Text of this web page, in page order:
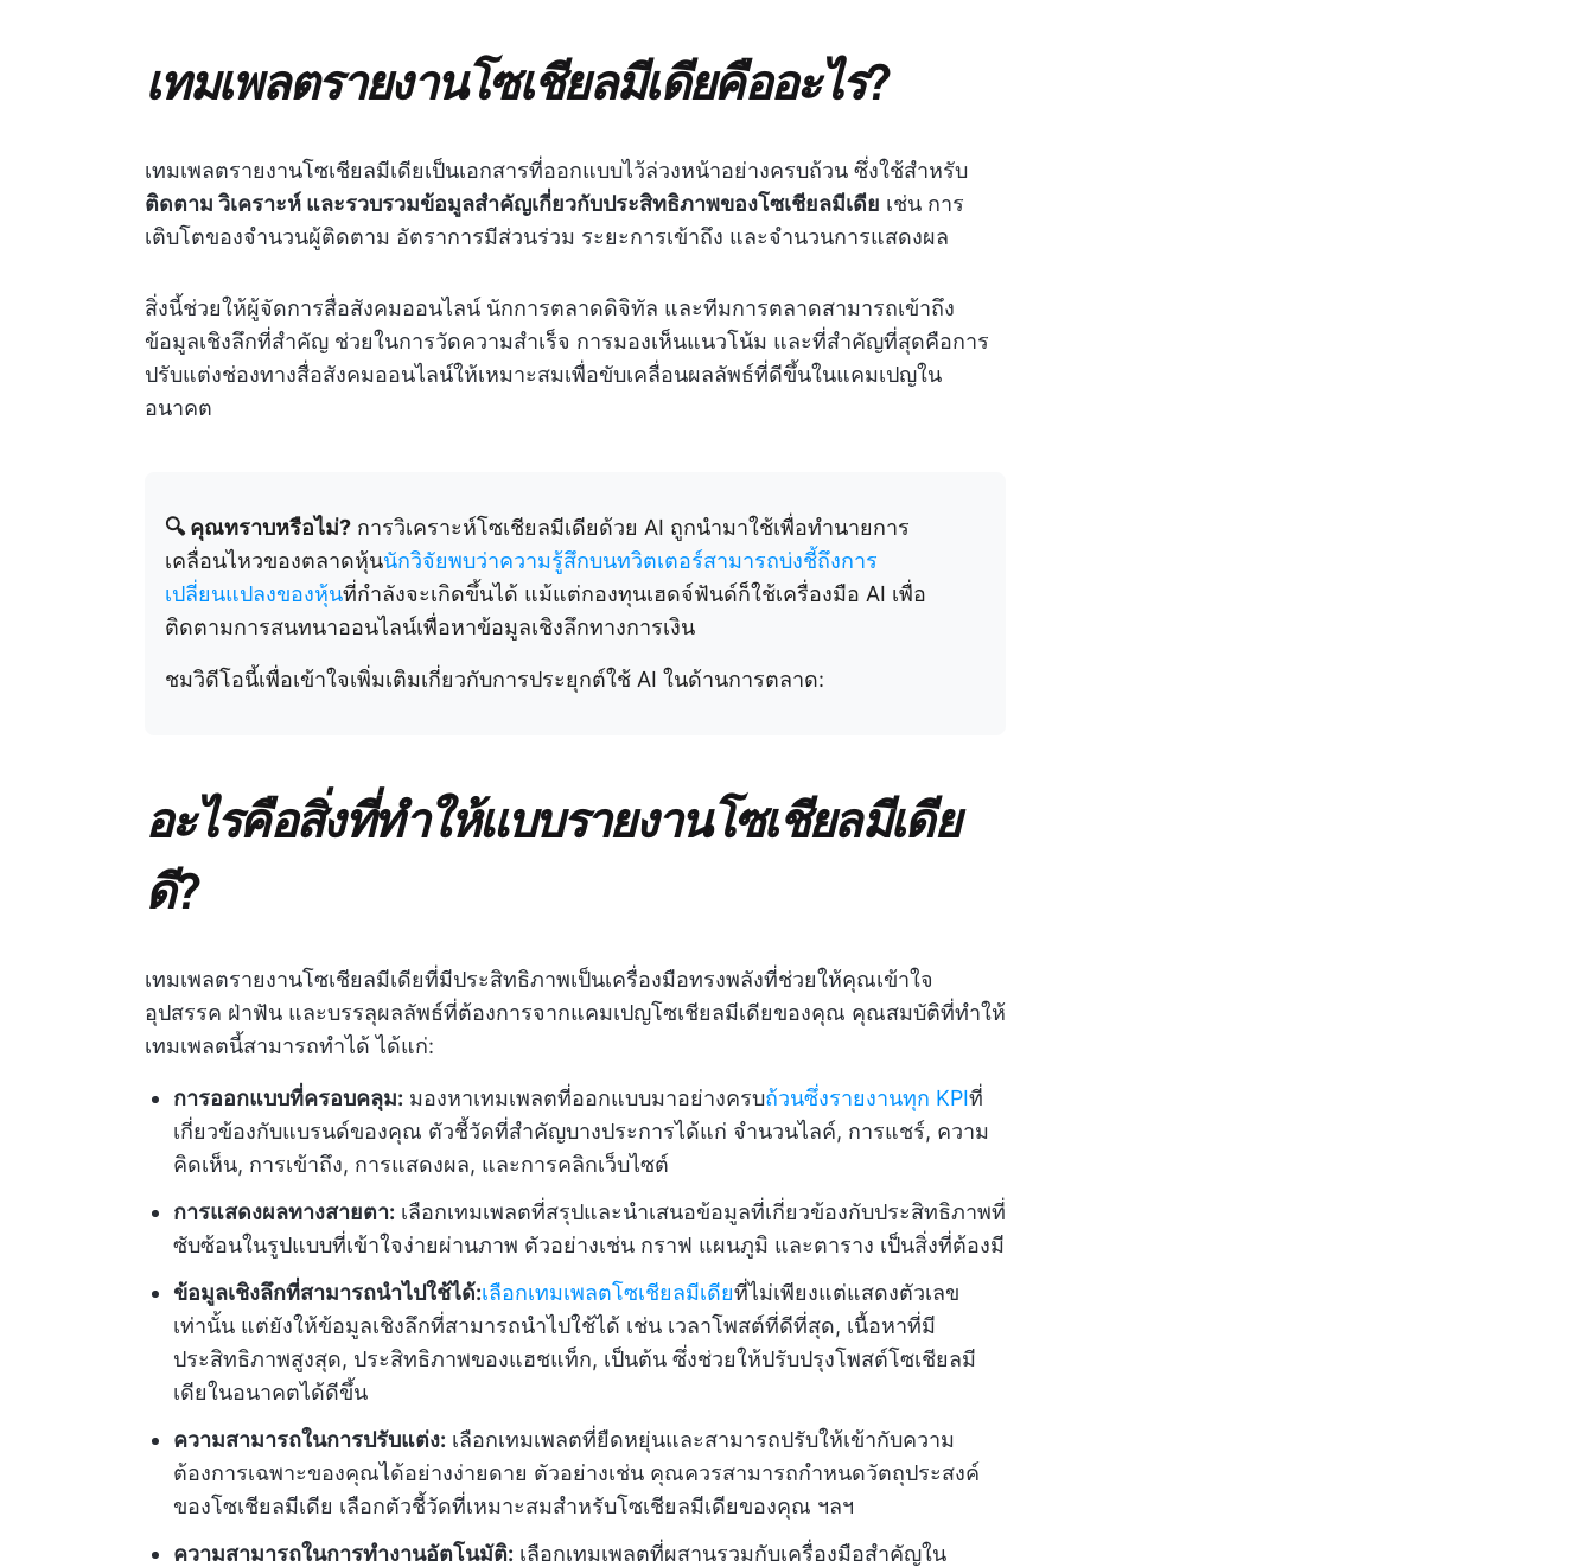
เทมเพลตรายงานโซเชียลมีเดียคืออะไร?
เทมเพลตรายงานโซเชียลมีเดียเป็นเอกสารที่ออกแบบไว้ล่วงหน้าอย่างครบถ้วน ซึ่งใช้สำหรับ
ติดตาม วิเคราะห์ และรวบรวมข้อมูลสำคัญเกี่ยวกับประสิทธิภาพของโซเชียลมีเดีย เช่น การ
เติบโตของจำนวนผู้ติดตาม อัตราการมีส่วนร่วม ระยะการเข้าถึง และจำนวนการแสดงผล
สิ่งนี้ช่วยให้ผู้จัดการสื่อสังคมออนไลน์ นักการตลาดดิจิทัล และทีมการตลาดสามารถเข้าถึง
ข้อมูลเชิงลึกที่สำคัญ ช่วยในการวัดความสำเร็จ การมองเห็นแนวโน้ม และที่สำคัญที่สุดคือการ
ปรับแต่งช่องทางสื่อสังคมออนไลน์ให้เหมาะสมเพื่อขับเคลื่อนผลลัพธ์ที่ดีขึ้นในแคมเปญใน
อนาคต
🔍 คุณทราบหรือไม่? การวิเคราะห์โซเชียลมีเดียด้วย AI ถูกนำมาใช้เพื่อทำนายการ
เคลื่อนไหวของตลาดหุ้นนักวิจัยพบว่าความรู้สึกบนทวิตเตอร์สามารถบ่งชี้ถึงการ
เปลี่ยนแปลงของหุ้นที่กำลังจะเกิดขึ้นได้ แม้แต่กองทุนเฮดจ์ฟันด์ก็ใช้เครื่องมือ AI เพื่อ
ติดตามการสนทนาออนไลน์เพื่อหาข้อมูลเชิงลึกทางการเงิน
ชมวิดีโอนี้เพื่อเข้าใจเพิ่มเติมเกี่ยวกับการประยุกต์ใช้ AI ในด้านการตลาด:
อะไรคือสิ่งที่ทำให้แบบรายงานโซเชียลมีเดีย
ดี?
เทมเพลตรายงานโซเชียลมีเดียที่มีประสิทธิภาพเป็นเครื่องมือทรงพลังที่ช่วยให้คุณเข้าใจ
อุปสรรค ฝ่าฟัน และบรรลุผลลัพธ์ที่ต้องการจากแคมเปญโซเชียลมีเดียของคุณ คุณสมบัติที่ทำให้
เทมเพลตนี้สามารถทำได้ ได้แก่:
การออกแบบที่ครอบคลุม: มองหาเทมเพลตที่ออกแบบมาอย่างครบถ้วนซึ่งรายงานทุก KPIที่
เกี่ยวข้องกับแบรนด์ของคุณ ตัวชี้วัดที่สำคัญบางประการได้แก่ จำนวนไลค์, การแชร์, ความ
คิดเห็น, การเข้าถึง, การแสดงผล, และการคลิกเว็บไซต์
การแสดงผลทางสายตา: เลือกเทมเพลตที่สรุปและนำเสนอข้อมูลที่เกี่ยวข้องกับประสิทธิภาพที่
ซับซ้อนในรูปแบบที่เข้าใจง่ายผ่านภาพ ตัวอย่างเช่น กราฟ แผนภูมิ และตาราง เป็นสิ่งที่ต้องมี
ข้อมูลเชิงลึกที่สามารถนำไปใช้ได้:เลือกเทมเพลตโซเชียลมีเดียที่ไม่เพียงแต่แสดงตัวเลข
เท่านั้น แต่ยังให้ข้อมูลเชิงลึกที่สามารถนำไปใช้ได้ เช่น เวลาโพสต์ที่ดีที่สุด, เนื้อหาที่มี
ประสิทธิภาพสูงสุด, ประสิทธิภาพของแฮชแท็ก, เป็นต้น ซึ่งช่วยให้ปรับปรุงโพสต์โซเชียลมี
เดียในอนาคตได้ดีขึ้น
ความสามารถในการปรับแต่ง: เลือกเทมเพลตที่ยืดหยุ่นและสามารถปรับให้เข้ากับความ
ต้องการเฉพาะของคุณได้อย่างง่ายดาย ตัวอย่างเช่น คุณควรสามารถกำหนดวัตถุประสงค์
ของโซเชียลมีเดีย เลือกตัวชี้วัดที่เหมาะสมสำหรับโซเชียลมีเดียของคุณ ฯลฯ
ความสามารถในการทำงานอัตโนมัติ: เลือกเทมเพลตที่ผสานรวมกับเครื่องมือสำคัญใน